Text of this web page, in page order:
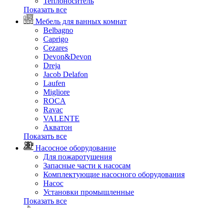
Показать все
Мебель для ванных комнат
Belbagno
Caprigo
Cezares
Devon&Devon
Dreja
Jacob Delafon
Laufen
Migliore
ROCA
Rаvac
VALENTE
Акватон
Показать все
Насосное оборудование
Для пожаротушения
Запасные части к насосам
Комплектующие насосного оборудования
Насос
Установки промышленные
Показать все